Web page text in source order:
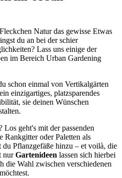
Natur das gewisse Etwas
du an bei der schier
Lass uns einige der
im Bereich Urban Gardening
schon einmal von Vertikalgärten
einzigartiges, platzsparendes
sie deinen Wünschen
Los geht's mit der passenden
oder Paletten als
Pflanzgefäße hinzu – et voilà, die
nurGartenideen lassen sich hierbei
die Wahl zwischen verschiedenen